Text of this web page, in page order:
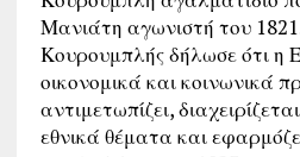
Μανιάτη αγωνιστή του
Κουρουμπλής δήλωσε ότι
οικονομικά και κοινωνικά
αντιμετωπίζει,
εθνικά θέματα και